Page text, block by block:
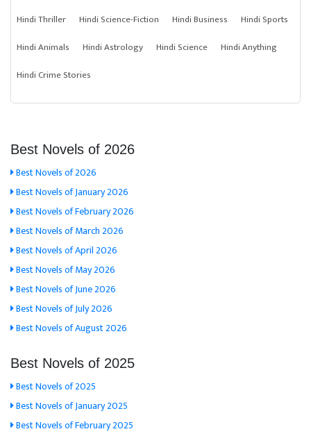
Hindi Thriller
Hindi Science-Fiction Hindi Business
Hindi Sports
Hindi Animals
Hindi Astrology Hindi Science
Hindi Anything
Hindi Crime Stories
Best Novels of 2026
Best Novels of 2026
Best Novels of January 2026
Best Novels of February 2026
Best Novels of March 2026
Best Novels of April 2026
Best Novels of May 2026
Best Novels of June 2026
Best Novels of July 2026
Best Novels of August 2026
Best Novels of 2025
Best Novels of 2025
Best Novels of January 2025
Best Novels of February 2025